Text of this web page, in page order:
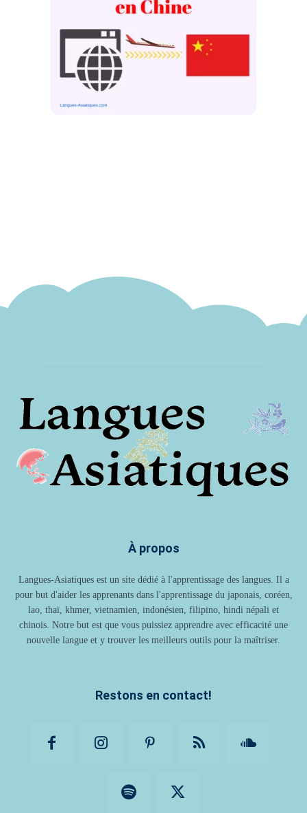
À propos
Langues-Asiatiques est un site dédié à l'apprentissage des langues. Il a
pour but d'aider les apprenants dans l'apprentissage du japonais, coréen,
lao, thaï, khmer, vietnamien, indonésien, filipino, hindi népali et
chinois. Notre but est que vous puissiez apprendre avec efficacité une
nouvelle langue et y trouver les meilleurs outils pour la maîtriser.
Restons en contact!